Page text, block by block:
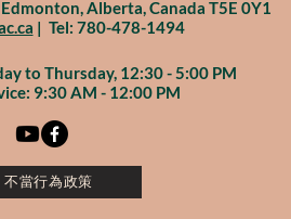
Alberta, Canada T5E 0Y1
| Tel: 780-478-1494
to Thursday, 12:30 - 5:00 PM
9:30 AM - 12:00 PM
不當行為政策